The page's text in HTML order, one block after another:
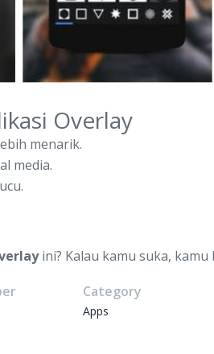
Overlay
menarik.
media.
ini? Kalau kamu suka,
Category
Apps